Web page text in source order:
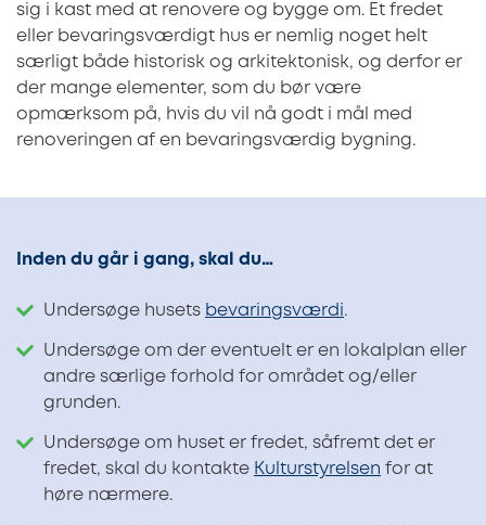
sig i kast med at renovere og bygge om. Et fredet
eller bevaringsværdigt hus er nemlig noget helt
særligt både historisk og arkitektonisk, og derfor er
der mange elementer, som du bør være
opmærksom på, hvis du vil nå godt i mål med
renoveringen af en bevaringsværdig bygning.
Inden du går i gang, skal du…
Undersøge husets bevaringsværdi.
Undersøge om der eventuelt er en lokalplan eller
andre særlige forhold for området og/eller
grunden.
Undersøge om huset er fredet, såfremt det er
fredet, skal du kontakte Kulturstyrelsen for at
høre nærmere.